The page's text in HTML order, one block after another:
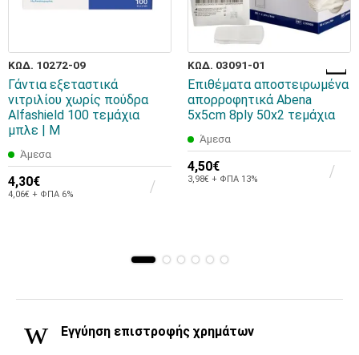
ΚΩΔ. 10272-09
Γάντια εξεταστικά
νιτριλίου χωρίς πούδρα
Alfashield 100 τεμάχια
μπλε | M
Άμεσα
4,30€
4,06€ + ΦΠΑ 6%
ΚΩΔ. 03091-01
Επιθέματα αποστειρωμένα
απορροφητικά Abena
5x5cm 8ply 50x2 τεμάχια
Άμεσα
4,50€
3,98€ + ΦΠΑ 13%
Εγγύηση επιστροφής χρημάτων